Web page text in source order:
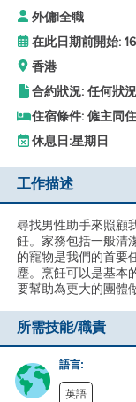
外傭|全職
在此日期前開始:
香港
合約狀況: 任何狀況
住宿條件: 僱主同
休息日:星期日
工作描述
尋找男性助手來照顧
飪。家務包括一般清
的寵物是我們的首要
塵。烹飪可以是基本
要幫助為更大的團體
所需技能/職責
語言:
英語